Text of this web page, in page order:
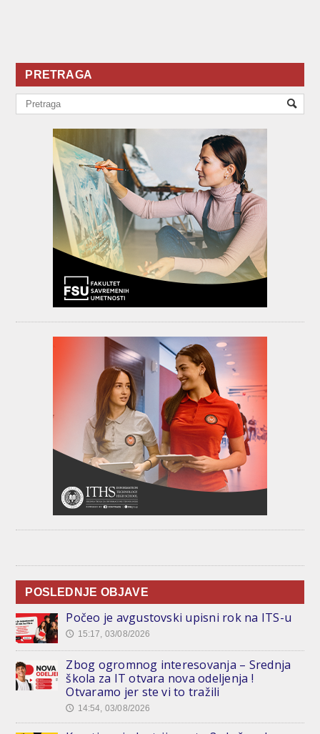
PRETRAGA
POSLEDNJE OBJAVE
Počeo je avgustovski upisni rok na ITS-u
🕔 15:17, 03/08/2026
Zbog ogromnog interesovanja – Srednja
škola za IT otvara nova odeljenja !
Otvaramo jer ste vi to tražili
🕔 14:54, 03/08/2026